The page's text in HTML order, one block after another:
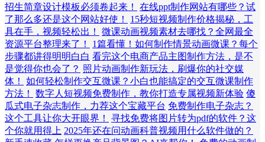
招生简章设计模板必须卷起来！
在线ppt制作网站有哪些？试
了那么多还是这个网站好使！
15秒短视频制作价格揭秘，工
具在手，视频轻松出！
微课动画视频素材去哪找？全网最全
资源平台整理来了！
1篇看懂！如何制作情景动画微课？每个
步骤都讲得明明白白 看完这个电商产品主图制作方法，是不
是觉得你也会了？ 照片动画制作新玩法，刷爆你的社交媒
体！
如何轻松制作交互微课？小白也能搞定的交互微课制作
方法！
数字人短视频免费制作，教你打造专属视频新体验 傻
瓜式电子杂志制作，力荐这个宝藏平台 免费制作电子杂志？
这个工具让你大开眼界！
寻找免费将图片转为pdf的软件？这
个你就用得上 2025年还在问动画科普视频用什么软件做的？